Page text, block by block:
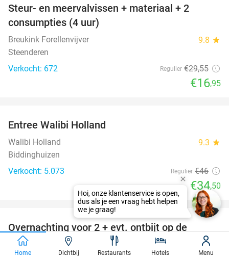
Steur- en meervalvissen + materiaal + 2
consumpties (4 uur)
Breukink Forellenvijver 9.8 star
Steenderen
Verkocht: 672
Regulier €29,55
€16,95
Entree Walibi Holland
Walibi Holland 9.3 star
Biddinghuizen
Verkocht: 5.073
Regulier €46
€34,50
51%
favorite_border
Overnachting voor 2 + evt. ontbijt op de
Veluwe
Home Dichtbij Restaurants Hotels Menu